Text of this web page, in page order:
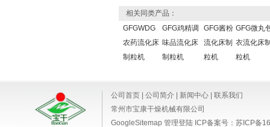
相关同类产品：
GFGWDG
农药流化床
制粒机
GFG鸡精调
味品流化床
制粒机
GFG酱粉
流化床制
粒机
GFG微丸
衣流化床
粒机
公司首页 公司简介 新闻中心
联系我们
常州市宝康干燥机械有限公司
GoogleSitemap 管理登陆 ICP备案号： 苏ICP备